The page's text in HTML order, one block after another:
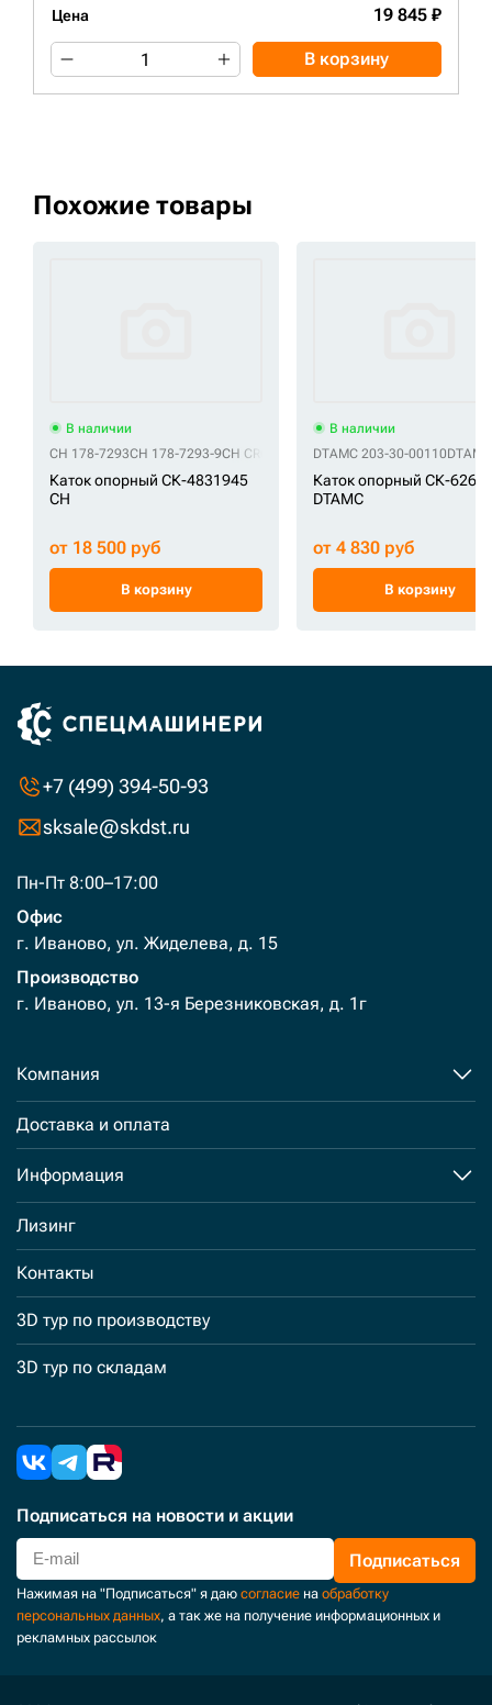
Цена 19 845 ₽
В корзину
Похожие товары
В наличии
CH 178-7293CH 178-7293-9CH CR6590 CH UF211C0E
Каток опорный СК-4831945
CH
от 18 500 руб
В корзину
В наличии
DTAMC 203-30-00110
Каток опорный СК-
DTAMC
от 4 830 руб
В корзину
+7 (499) 394-50-93
sksale@skdst.ru
Пн-Пт 8:00–17:00
Офис
г. Иваново, ул. Жиделева, д. 15
Производство
г. Иваново, ул. 13-я Березниковская, д. 1г
Компания
Доставка и оплата
Информация
Лизинг
Контакты
3D тур по производству
3D тур по складам
Подписаться на новости и акции
Подписаться
Нажимая на "Подписаться" я даю согласие на обработку
персональных данных, а так же на получение информационных и
рекламных рассылок